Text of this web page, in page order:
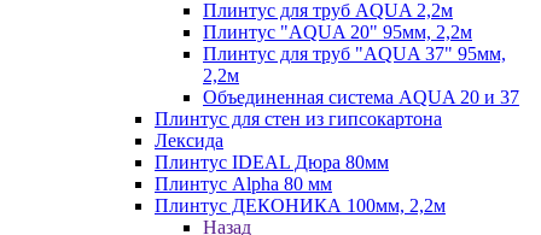
Плинтус для труб AQUA 2,2м
Плинтус "AQUA 20" 95мм, 2,2м
Плинтус для труб "AQUA 37" 95мм,
2,2м
Объединенная система AQUA 20 и 37
Плинтус для стен из гипсокартона
Лексида
Плинтус IDEAL Дюра 80мм
Плинтус Alpha 80 мм
Плинтус ДЕКОНИКА 100мм, 2,2м
Назад